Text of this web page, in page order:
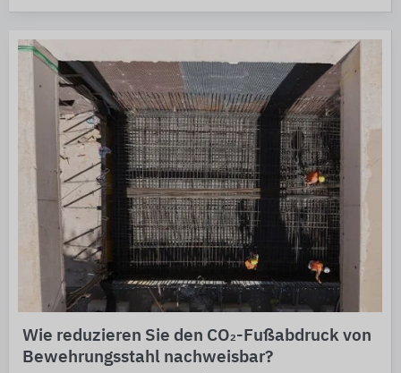
Wie reduzieren Sie den CO₂-Fußabdruck von
Bewehrungsstahl nachweisbar?